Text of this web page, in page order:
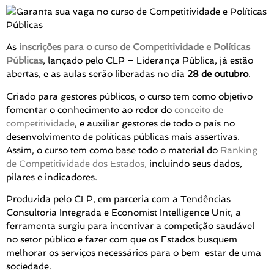
As inscrições para o curso de Competitividade e Políticas
Públicas, lançado pelo CLP – Liderança Pública, já estão
abertas, e as aulas serão liberadas no dia 28 de outubro.
Criado para gestores públicos, o curso tem como objetivo
fomentar o conhecimento ao redor do conceito de
competitividade, e auxiliar gestores de todo o país no
desenvolvimento de políticas públicas mais assertivas.
Assim, o curso tem como base todo o material do Ranking
de Competitividade dos Estados, incluindo seus dados,
pilares e indicadores.
Produzida pelo CLP, em parceria com a Tendências
Consultoria Integrada e Economist Intelligence Unit, a
ferramenta surgiu para incentivar a competição saudável
no setor público e fazer com que os Estados busquem
melhorar os serviços necessários para o bem-estar de uma
sociedade.